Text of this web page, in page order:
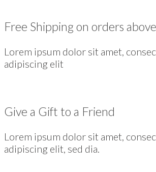
Free Shipping on orders
Lorem ipsum dolor sit amet,
adipiscing elit
Give a Gift to a Friend
Lorem ipsum dolor sit amet,
adipiscing elit, sed dia.